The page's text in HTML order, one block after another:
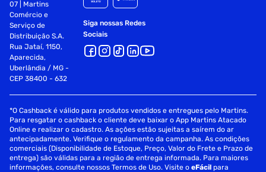
07 | Martins
Comércio e
Serviço de
Distribuição S.A.
Rua Jataí, 1150,
Aparecida,
Uberlândia / MG -
CEP 38400 - 632
Siga nossas Redes
Sociais
*O Cashback é válido para produtos vendidos e entregues pelo Martins.
Para resgatar o cashback o cliente deve baixar o App Martins Atacado
Online e realizar o cadastro. As ações estão sujeitas a saírem do ar
antecipadamente. Verifique o regulamento da campanha. As condições
comerciais (Disponibilidade de Estoque, Preço, Valor do Frete e Prazo de
entrega) são válidas para a região de entrega informada. Para maiores
informações, consulte nossos Termos de Uso. Visite oeFácil para